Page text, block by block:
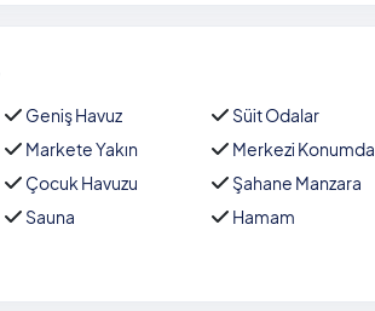
Geniş Havuz Süit Odalar
Markete Yakın Merkezi Konumda
Çocuk Havuzu Şahane Manzara
Sauna Hamam